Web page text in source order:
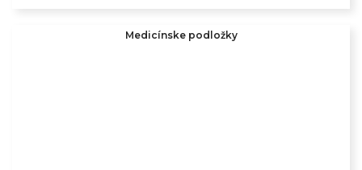
Medicínske podložky